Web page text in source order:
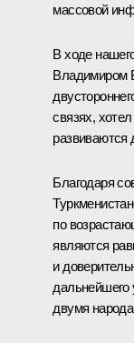
массовой
В ходе
Владимиром
связях,
развиваются
Благодаря
по
являются
и
дальнейшего
двумя